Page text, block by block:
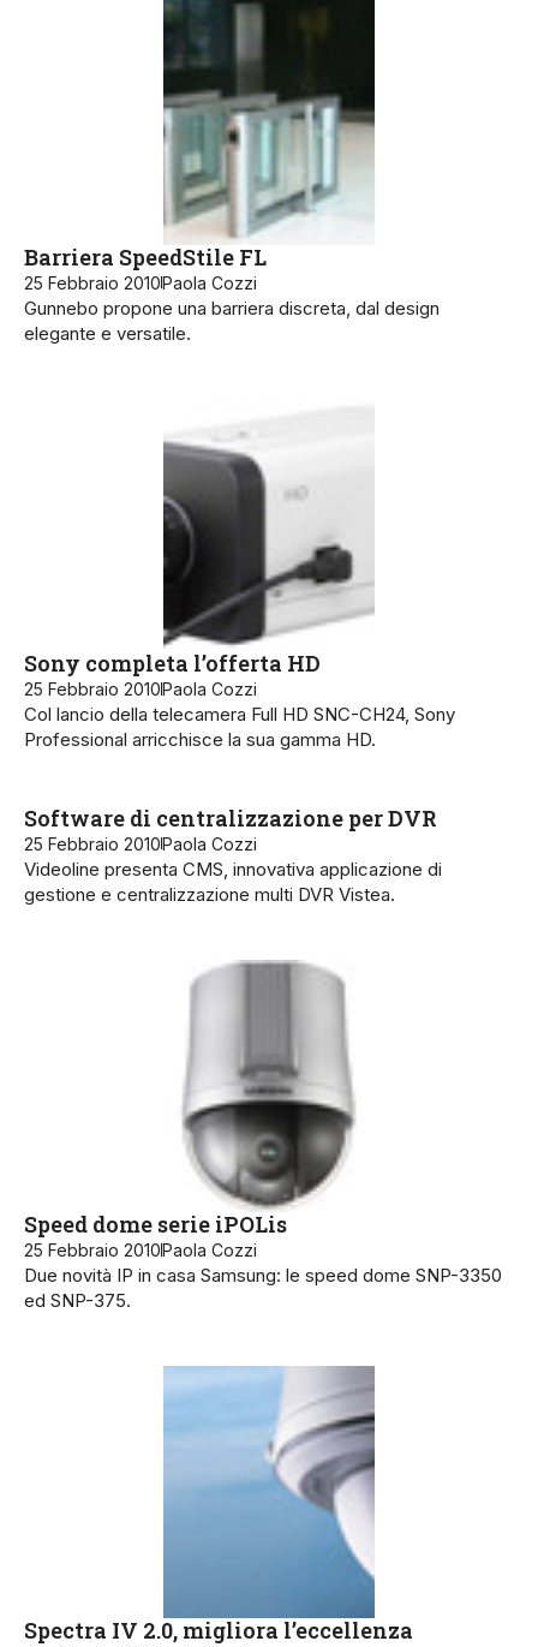
Barriera SpeedStile FL
25 Febbraio 2010Paola Cozzi
Gunnebo propone una barriera discreta, dal design
elegante e versatile.
Sony completa l’offerta HD
25 Febbraio 2010Paola Cozzi
Col lancio della telecamera Full HD SNC-CH24, Sony
Professional arricchisce la sua gamma HD.
Software di centralizzazione per DVR
25 Febbraio 2010Paola Cozzi
Videoline presenta CMS, innovativa applicazione di
gestione e centralizzazione multi DVR Vistea.
Speed dome serie iPOLis
25 Febbraio 2010Paola Cozzi
Due novità IP in casa Samsung: le speed dome SNP-3350
ed SNP-375.
Spectra IV 2.0, migliora l’eccellenza